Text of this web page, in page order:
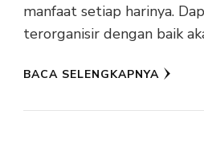
manfaat setiap harinya.
terorganisir dengan baik
BACA SELENGKAPNYA